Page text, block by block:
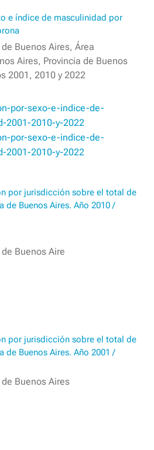
e índice de masculinidad por
Buenos Aires, Área
Aires, Provincia de Buenos
2001, 2010 y 2022
por-sexo-e-indice-de-
2001-2010-y-2022
por-sexo-e-indice-de-
2001-2010-y-2022
por jurisdicción sobre el total de
de Buenos Aires. Año 2010 /
Buenos Aire
por jurisdicción sobre el total de
de Buenos Aires. Año 2001 /
Buenos Aires